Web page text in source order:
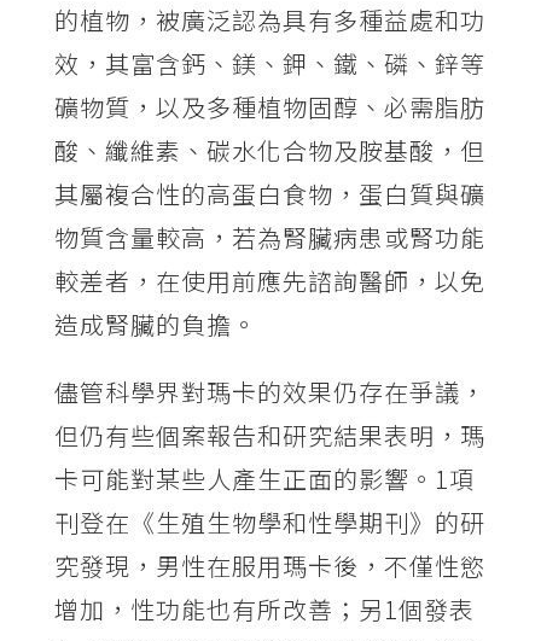
的植物，被廣泛認為具有多種益處和功
效，其富含鈣、鎂、鉀、鐵、磷、鋅等
礦物質，以及多種植物固醇、必需脂肪
酸、纖維素、碳水化合物及胺基酸，但
其屬複合性的高蛋白食物，蛋白質與礦
物質含量較高，若為腎臟病患或腎功能
較差者，在使用前應先諮詢醫師，以免
造成腎臟的負擔。
儘管科學界對瑪卡的效果仍存在爭議，
但仍有些個案報告和研究結果表明，瑪
卡可能對某些人產生正面的影響。1項
刊登在《生殖生物學和性學期刊》的研
究發現，男性在服用瑪卡後，不僅性慾
增加，性功能也有所改善；另1個發表